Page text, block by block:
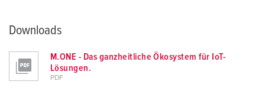
Downloads
M.ONE - Das ganzheitliche Ökosystem für IoT-
Lösungen.
PDF